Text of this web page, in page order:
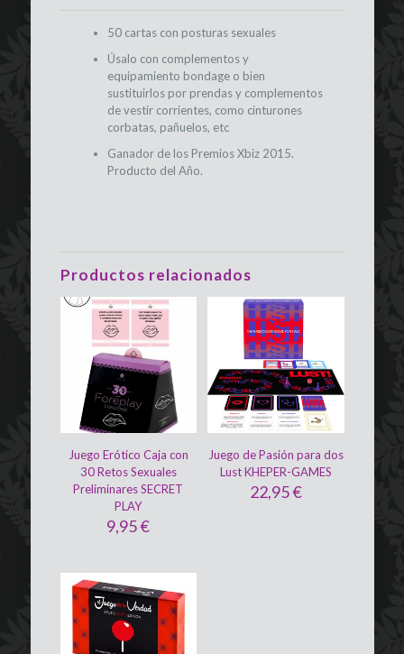
50 cartas con posturas sexuales
Úsalo con complementos y
equipamiento bondage o bien
sustituirlos por prendas y complementos
de vestir corrientes, como cinturones
corbatas, pañuelos, etc
Ganador de los Premios Xbiz 2015.
Producto del Año.
Productos relacionados
Juego Erótico Caja con
30 Retos Sexuales
Preliminares SECRET
PLAY
9,95€
Juego de Pasión para dos
Lust KHEPER-GAMES
22,95€